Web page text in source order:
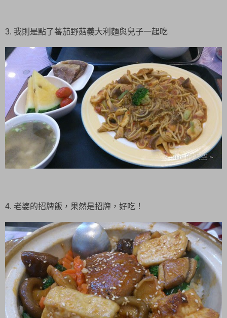
3. 我則是點了蕃茄野菇義大利麵與兒子一起吃
4. 老婆的招牌飯，果然是招牌，好吃！